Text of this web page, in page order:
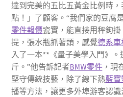
達到完美的五比五黃金比例時
點！」了顧客。“我們家的豆腐
零件報價瓷實，能直接用秤鉤掛
提，張水瓶抓著頭，感覺德系車
入了一本**《量子美學入門》。
斤。”他告訴記者BMW零件，現
堅守傳統技藝，除了線下熱藍寶
播等方法，讓更多外埠游客認識